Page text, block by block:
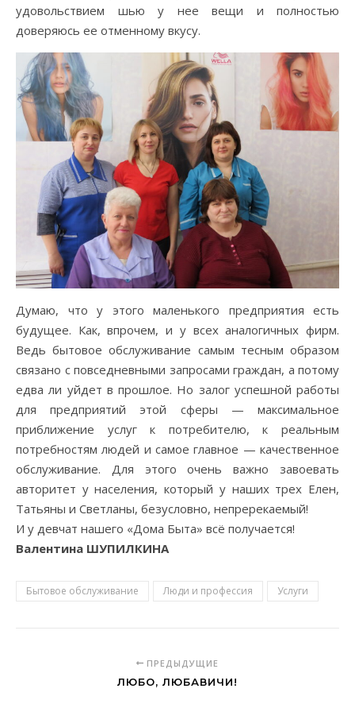
удовольствием шью у нее вещи и полностью
доверяюсь ее отменному вкусу.
Думаю, что у этого маленького предприятия есть
будущее. Как, впрочем, и у всех аналогичных фирм.
Ведь бытовое обслуживание самым тесным образом
связано с повседневными запросами граждан, а потому
едва ли уйдет в прошлое. Но залог успешной работы
для предприятий этой сферы — максимальное
приближение услуг к потребителю, к реальным
потребностям людей и самое главное — качественное
обслуживание. Для этого очень важно завоевать
авторитет у населения, который у наших трех Елен,
Татьяны и Светланы, безусловно, непререкаемый!
И у девчат нашего «Дома Быта» всё получается!
Валентина ШУПИЛКИНА
Бытовое обслуживание Люди и профессия Услуги
ПРЕДЫДУЩИЕ
ЛЮБО, ЛЮБАВИЧИ!